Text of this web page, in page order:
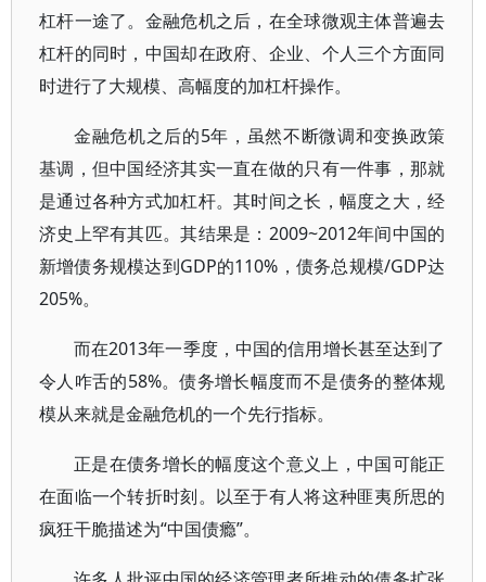
杠杆一途了。金融危机之后，在全球微观主体普遍去
杠杆的同时，中国却在政府、企业、个人三个方面同
时进行了大规模、高幅度的加杠杆操作。
金融危机之后的5年，虽然不断微调和变换政策
基调，但中国经济其实一直在做的只有一件事，那就
是通过各种方式加杠杆。其时间之长，幅度之大，经
济史上罕有其匹。其结果是：2009~2012年间中国的
新增债务规模达到GDP的110%，债务总规模/GDP达
205%。
而在2013年一季度，中国的信用增长甚至达到了
令人咋舌的58%。债务增长幅度而不是债务的整体规
模从来就是金融危机的一个先行指标。
正是在债务增长的幅度这个意义上，中国可能正
在面临一个转折时刻。以至于有人将这种匪夷所思的
疯狂干脆描述为“中国债瘾”。